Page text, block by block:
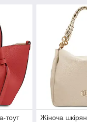
тоут
Жіноча